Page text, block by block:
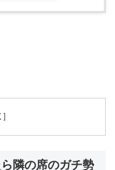
隣の席のガチ勢